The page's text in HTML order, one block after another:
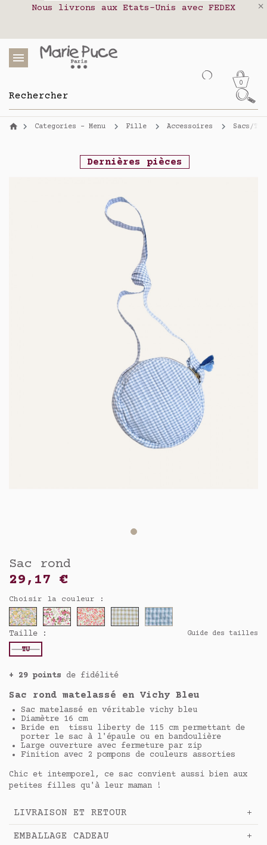
Notre site part en vacances !
Nous livrons aux Etats-Unis avec FEDEX
Livraison en relais colis en France,
0
Categories - Menu Fille Accessoires Sacs/
Dernières pièces
Sac rond
29,17 €
Choisir la couleur :
Taille : Guide des tailles
TU
+ 29 points de fidélité
Sac rond matelassé en Vichy Bleu
Sac matelassé en véritable vichy bleu
Diamètre 16 cm
Bride en tissu liberty de 115 cm permettant de
porter le sac à l'épaule ou en bandoulière
Large ouverture avec fermeture par zip
Finition avec 2 pompons de couleurs assorties
Chic et intemporel, ce sac convient aussi bien aux
petites filles qu'à leur maman !
LIVRAISON ET RETOUR
EMBALLAGE CADEAU